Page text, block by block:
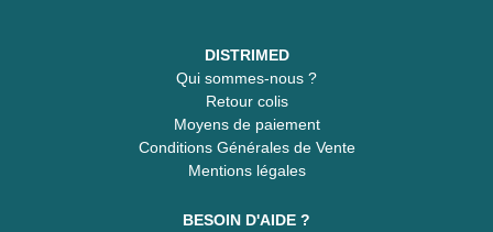
DISTRIMED
Qui sommes-nous ?
Retour colis
Moyens de paiement
Conditions Générales de Vente
Mentions légales
BESOIN D'AIDE ?